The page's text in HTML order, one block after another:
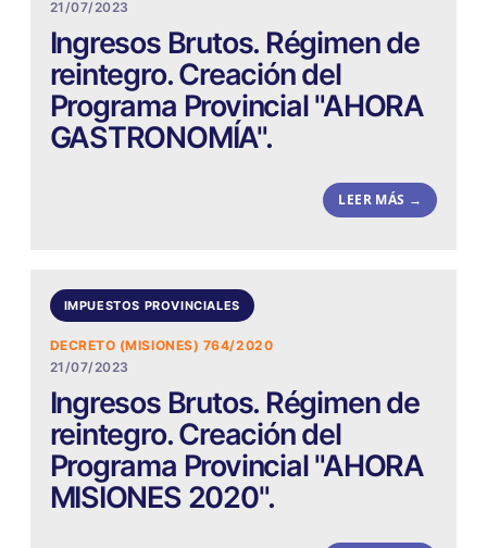
21/07/2023
Ingresos Brutos. Régimen de
reintegro. Creación del
Programa Provincial "AHORA
GASTRONOMÍA".
LEER MÁS →
IMPUESTOS PROVINCIALES
DECRETO (MISIONES) 764/2020
21/07/2023
Ingresos Brutos. Régimen de
reintegro. Creación del
Programa Provincial "AHORA
MISIONES 2020".